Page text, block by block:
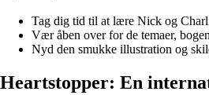
Tag dig tid til at lære Nick og
Vær åben over for de temaer,
Nyd den smukke illustration og
Heartstopper: En